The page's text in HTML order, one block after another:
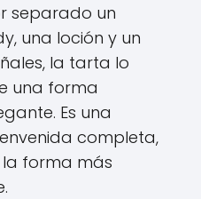
separado un
una loción y un
la tarta lo
una forma
Es una
completa,
forma más